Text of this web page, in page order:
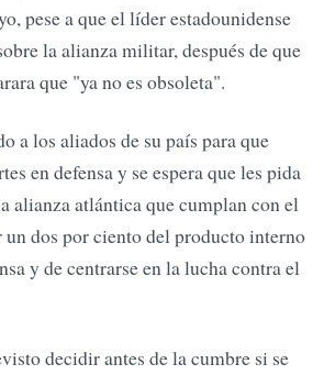
pese a que el líder estadounidense
la alianza militar, después de que
que "ya no es obsoleta".
a los aliados de su país para que
en defensa y se espera que les pida
alianza atlántica que cumplan con el
dos por ciento del producto interno
y de centrarse en la lucha contra el
decidir antes de la cumbre si se